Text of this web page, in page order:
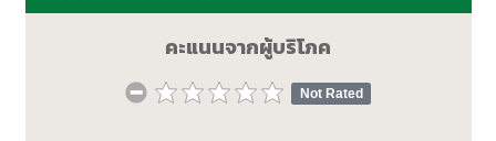
คะแนนจากผู้บริโภค
Not Rated